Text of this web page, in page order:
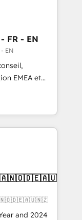
with inbound,
messaging,
🧩
FR - EN
EN
EMEA et
en
CRM et
over 115
- USA
and 2024